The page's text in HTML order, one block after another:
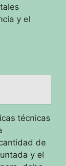
y el
técnicas
de
y el